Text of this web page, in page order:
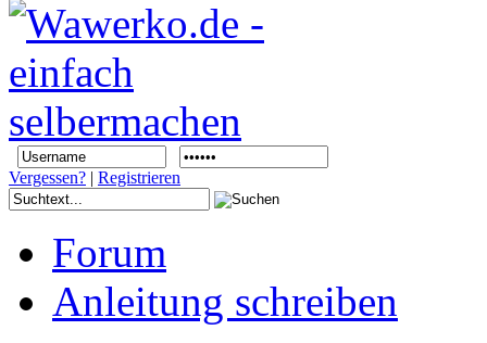
Vergessen? | Registrieren
Forum
Anleitung schreiben